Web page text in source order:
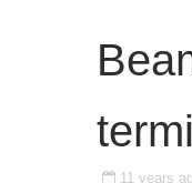
11 years